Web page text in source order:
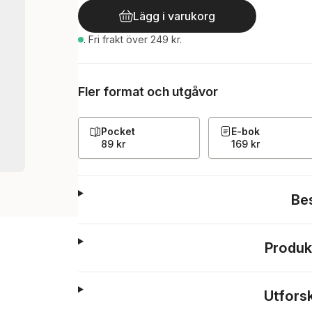
Lägg i varukorg
. Fri frakt över 249 kr.
Fler format och utgåvor
Pocket
89 kr
E-bok
169 kr